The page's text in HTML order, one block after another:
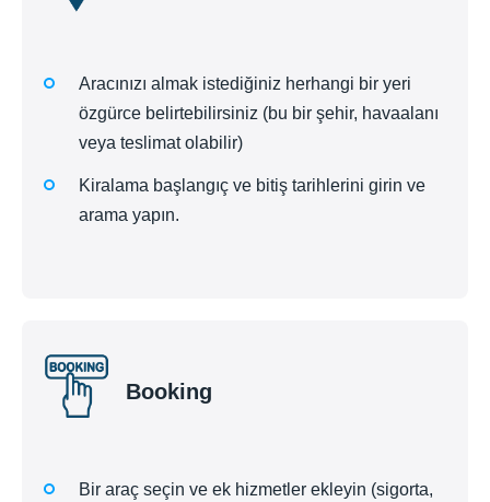
Aracınızı almak istediğiniz herhangi bir yeri
özgürce belirtebilirsiniz (bu bir şehir, havaalanı
veya teslimat olabilir)
Kiralama başlangıç ve bitiş tarihlerini girin ve
arama yapın.
Booking
Bir araç seçin ve ek hizmetler ekleyin (sigorta,